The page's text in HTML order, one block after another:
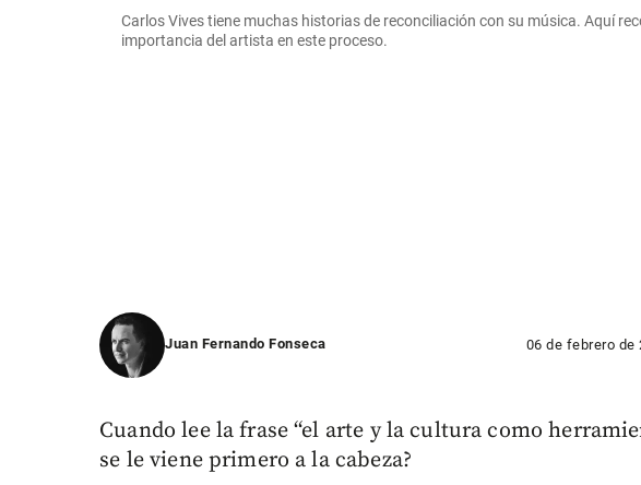
Carlos Vives tiene muchas historias de reconciliación con su música. Aquí
importancia del artista en este proceso.
Juan Fernando Fonseca 06 de febrero de
Cuando lee la frase “el arte y la cultura como
se le viene primero a la cabeza?